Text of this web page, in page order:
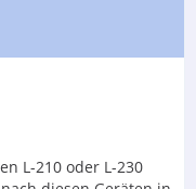
L-210 oder L-230